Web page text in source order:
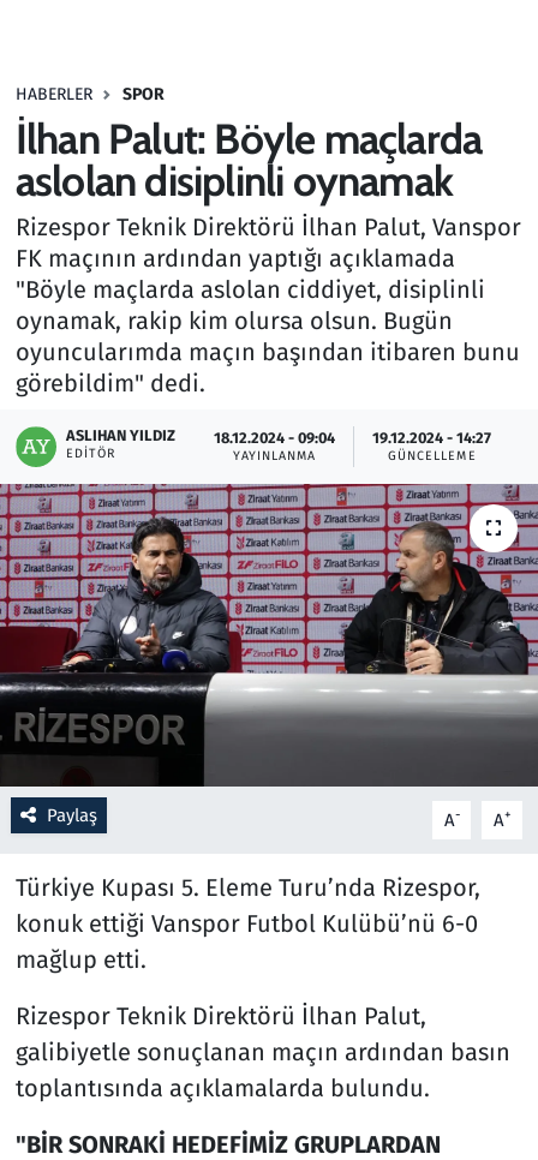
HABERLER SPOR
İlhan Palut: Böyle maçlarda
aslolan disiplinli oynamak
Rizespor Teknik Direktörü İlhan Palut, Vanspor
FK maçının ardından yaptığı açıklamada
"Böyle maçlarda aslolan ciddiyet, disiplinli
oynamak, rakip kim olursa olsun. Bugün
oyuncularımda maçın başından itibaren bunu
görebildim" dedi.
ASLIHAN YILDIZ
EDITÖR
18.12.2024 - 09:04
YAYINLANMA
19.12.2024 - 14:27
GÜNCELLEME
Paylaş A- A+
Türkiye Kupası 5. Eleme Turu’nda Rizespor,
konuk ettiği Vanspor Futbol Kulübü’nü 6-0
mağlup etti.
Rizespor Teknik Direktörü İlhan Palut,
galibiyetle sonuçlanan maçın ardından basın
toplantısında açıklamalarda bulundu.
"BİR SONRAKİ HEDEFİMİZ GRUPLARDAN
Haber
Kültür Sanat
Kurumsal Haberler
Lezzet Durağı
Memur ve Kamu
Ramazan
Resmi İlanlar
Rüya Tabirleri
Sağlık
Seçim 2023
Spor
Teknoloji ve Bilim
Televizyon